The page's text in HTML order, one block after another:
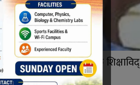
मुक्ति के लिए RATLAM के शिक्षाविद्